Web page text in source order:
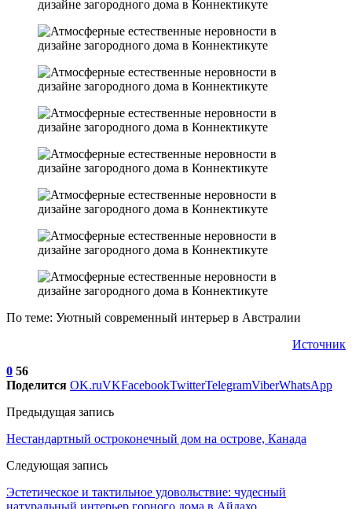
По теме: Уютный современный интерьер в Австралии
Источник
0 56
Поделится OK.ruVKFacebookTwitterTelegramViberWhatsApp
Предыдущая запись
Нестандартный остроконечный дом на острове, Канада
Следующая запись
Эстетическое и тактильное удовольствие: чудесный
натуральный интерьер горного дома в Айдахо